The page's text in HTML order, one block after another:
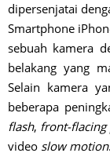
dipersenjatai
Smartphone
sebuah kamera
belakang yang
Selain kamera
beberapa
flash, front-flacing
video slow motion.